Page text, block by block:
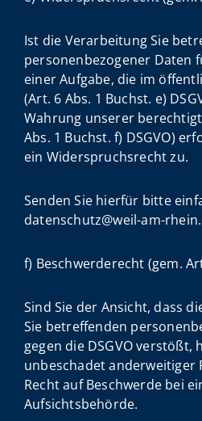
Ist die Verarbeitung Sie
personenbezogener Daten
einer Aufgabe, die im
(Art. 6 Abs. 1 Buchst. e)
Wahrung unserer
Abs. 1 Buchst. f) DSGVO)
ein Widerspruchsrecht zu.
Senden Sie hierfür bitte
datenschutz@weil-am-
f) Beschwerderecht (gem.
Sind Sie der Ansicht, dass
Sie betreffenden
gegen die DSGVO verstößt,
unbeschadet anderweitiger
Recht auf Beschwerde bei
Aufsichtsbehörde.